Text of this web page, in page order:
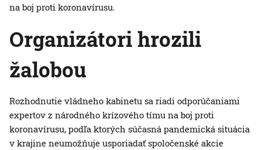
na boj proti koronavírusu.
Organizátori hrozili
žalobou
Rozhodnutie vládneho kabinetu sa riadi odporúčaniami
expertov z národného krízového tímu na boj proti
koronavírusu, podľa ktorých súčasná pandemická situácia
v krajine neumožňuje usporiadať spoločenské akcie